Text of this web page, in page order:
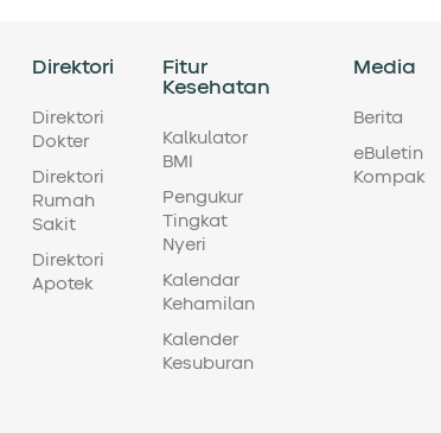
Direktori
Direktori
Dokter
Direktori
Rumah
Sakit
Direktori
Apotek
Fitur
Kesehatan
Kalkulator
BMI
Pengukur
Tingkat
Nyeri
Kalendar
Kehamilan
Kalender
Kesuburan
Media
Berita
eBuletin
Kompak